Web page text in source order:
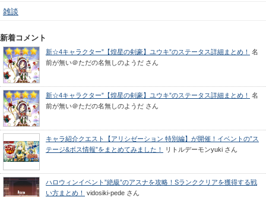
雑談
新着コメント
新☆4キャラクター”【煌星の剣豪】ユウキ”のステータス詳細まとめ！
名
前が無い＠ただの名無しのようだ さん
新☆4キャラクター”【煌星の剣豪】ユウキ”のステータス詳細まとめ！
名
前が無い＠ただの名無しのようだ さん
キャラ紹介クエスト【アリシゼーション 特別編】が開催！イベントの”ス
テージ&ボス情報”をまとめてみました！
リトルデーモンyuki さん
ハロウィンイベント”絶級”のアスナを攻略！Sランククリアを獲得する戦
い方まとめ！
vidosiki-pede さん